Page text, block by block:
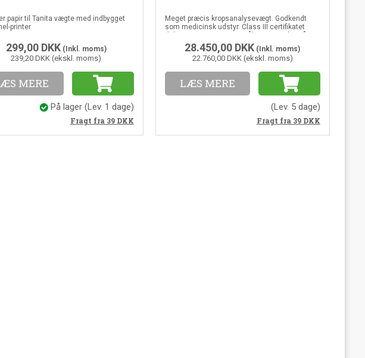
papir til Tanita vægte med indbygget
printer
299,00 DKK(Inkl. moms)
239,20 DKK (ekskl. moms)
MERE
På lager (Lev. 1 dage)
Fragt fra 39 DKK
Meget præcis kropsanalysevægt. Godkendt
som medicinsk udstyr. Class III certifikatet
dokumenterer præcise målinger. Display på
stander28.450,00 DKK (Inkl. moms)
22.760,00 DKK (ekskl. moms)
LÆS MERE
(Lev. 5 dage)
Fragt fra 39 DKK